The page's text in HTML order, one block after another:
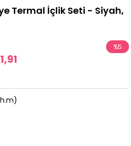
Termal İçlik Seti - Siyah,
%5